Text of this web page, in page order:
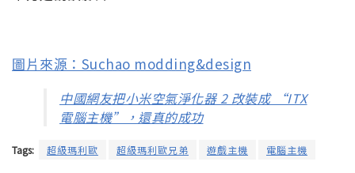
圖片來源：Suchao modding&design
中國網友把小米空氣淨化器 2 改裝成 “ITX
電腦主機”，還真的成功
Tags: 超級瑪利歐 超級瑪利歐兄弟 遊戲主機 電腦主機